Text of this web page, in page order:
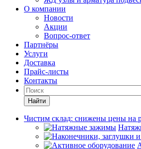
О компании
Новости
Акции
Вопрос-ответ
Партнёры
Услуги
Доставка
Прайс-листы
Контакты
Найти
Чистим склад: снижены цены на